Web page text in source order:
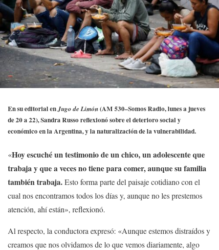
En su editorial enJugo de Limón(AM 530–Somos Radio, lunes a jueves
de 20 a 22), Sandra Russo reflexionó sobre el deterioro social y
económico en la Argentina, y la naturalización de la vulnerabilidad.
«Hoy escuché un testimonio de un chico, un adolescente que
trabaja y que a veces no tiene para comer, aunque su familia
también trabaja.Esto forma parte del paisaje cotidiano con el
cual nos encontramos todos los días y, aunque no les prestemos
atención, ahí están», reflexionó.
Al respecto, la conductora expresó: «Aunque estemos distraídos y
creamos que nos olvidamos de lo que vemos diariamente, algo